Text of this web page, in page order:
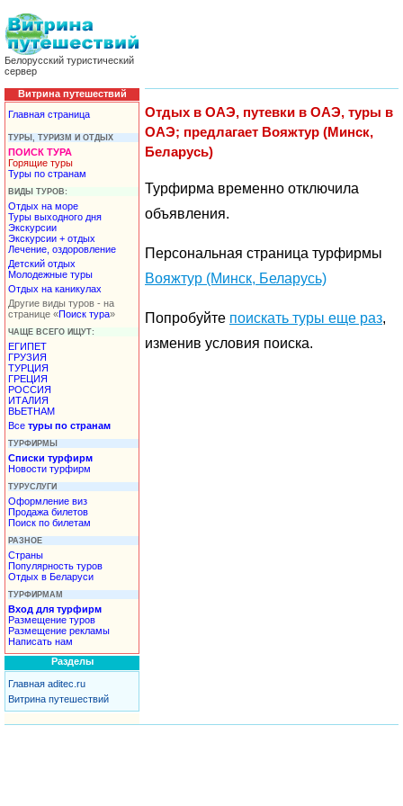
Белорусский туристический
сервер
Витрина путешествий
Главная страница
ТУРЫ, ТУРИЗМ И ОТДЫХ
ПОИСК ТУРА
Горящие туры
Туры по странам
ВИДЫ ТУРОВ:
Отдых на море
Туры выходного дня
Экскурсии
Экскурсии + отдых
Лечение, оздоровление
Детский отдых
Молодежные туры
Отдых на каникулах
Другие виды туров - на
странице «Поиск тура»
ЧАЩЕ ВСЕГО ИЩУТ:
ЕГИПЕТ
ГРУЗИЯ
ТУРЦИЯ
ГРЕЦИЯ
РОССИЯ
ИТАЛИЯ
ВЬЕТНАМ
Все туры по странам
ТУРФИРМЫ
Списки турфирм
Новости турфирм
ТУРУСЛУГИ
Оформление виз
Продажа билетов
Поиск по билетам
РАЗНОЕ
Страны
Популярность туров
Отдых в Беларуси
ТУРФИРМАМ
Вход для турфирм
Размещение туров
Размещение рекламы
Написать нам
Разделы
Главная aditec.ru
Витрина путешествий
Отдых в ОАЭ, путевки в ОАЭ, туры в
ОАЭ; предлагает Вояжтур (Минск,
Беларусь)
Турфирма временно отключила
объявления.
Персональная страница турфирмы
Вояжтур (Минск, Беларусь)
Попробуйте поискать туры еще раз,
изменив условия поиска.